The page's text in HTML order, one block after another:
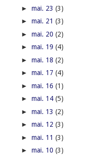
► mai. 23 (3)
► mai. 21 (3)
► mai. 20 (2)
► mai. 19 (4)
► mai. 18 (2)
► mai. 17 (4)
► mai. 16 (1)
► mai. 14 (5)
► mai. 13 (2)
► mai. 12 (3)
► mai. 11 (3)
► mai. 10 (3)